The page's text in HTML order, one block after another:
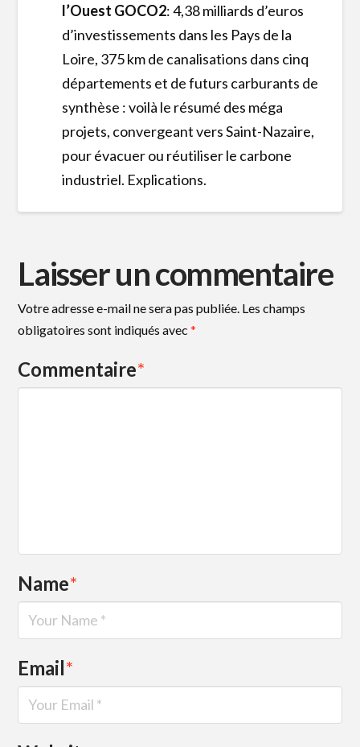
l’Ouest GOCO2: 4,38 milliards d’euros
d’investissements dans les Pays de la
Loire, 375 km de canalisations dans cinq
départements et de futurs carburants de
synthèse : voilà le résumé des méga
projets, convergeant vers Saint-Nazaire,
pour évacuer ou réutiliser le carbone
industriel. Explications.
Laisser un commentaire
Votre adresse e-mail ne sera pas publiée. Les champs
obligatoires sont indiqués avec*
Commentaire*
Name*
Email*